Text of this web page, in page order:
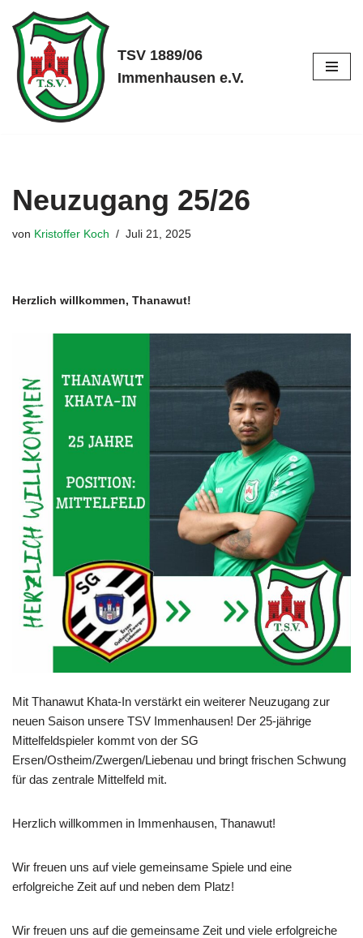
Zum
Inhalt
springen
TSV 1889/06
Immenhausen e.V.
Neuzugang 25/26
von Kristoffer Koch Juli 21, 2025
Herzlich willkommen, Thanawut!
Mit Thanawut Khata-In verstärkt ein weiterer Neuzugang zur
neuen Saison unsere TSV Immenhausen! Der 25-jährige
Mittelfeldspieler kommt von der SG
Ersen/Ostheim/Zwergen/Liebenau und bringt frischen Schwung
für das zentrale Mittelfeld mit.
Herzlich willkommen in Immenhausen, Thanawut!
Wir freuen uns auf viele gemeinsame Spiele und eine
erfolgreiche Zeit auf und neben dem Platz!
Wir freuen uns auf die gemeinsame Zeit und viele erfolgreiche